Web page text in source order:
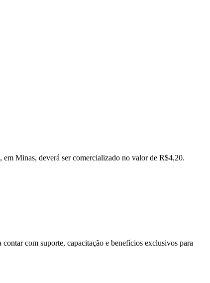
Minas, deverá ser comercializado no valor de R$4,20.
com suporte, capacitação e benefícios exclusivos para